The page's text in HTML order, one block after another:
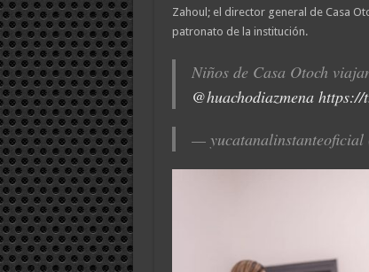
Zahoul; el director general de Casa
patronato de la institución.
Niños de Casa Otoch
@huachodiazmena https://
—